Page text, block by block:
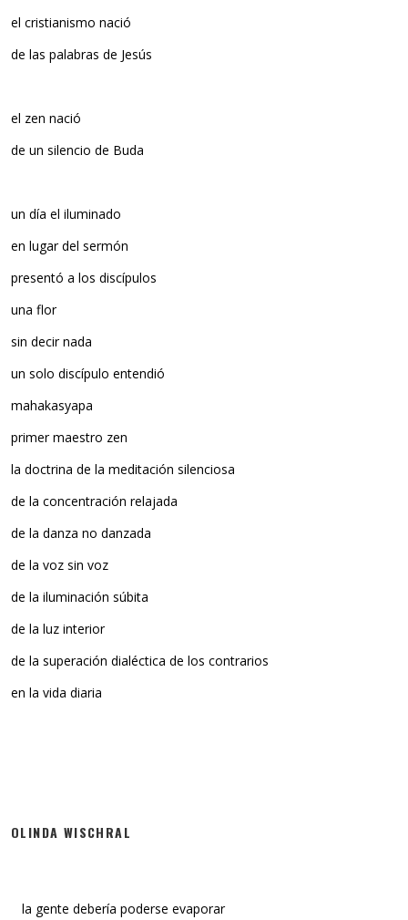
el cristianismo nació
de las palabras de Jesús
el zen nació
de un silencio de Buda
un día el iluminado
en lugar del sermón
presentó a los discípulos
una flor
sin decir nada
un solo discípulo entendió
mahakasyapa
primer maestro zen
la doctrina de la meditación silenciosa
de la concentración relajada
de la danza no danzada
de la voz sin voz
de la iluminación súbita
de la luz interior
de la superación dialéctica de los contrarios
en la vida diaria
OLINDA WISCHRAL
la gente debería poderse evaporar